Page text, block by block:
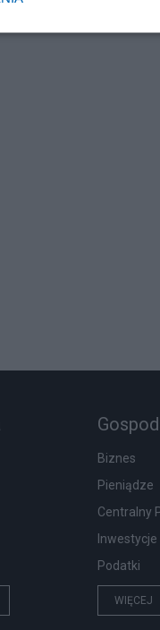
Biznes
Pieniądze
Centralny
Inwestycje
Podatki
WIĘCEJ